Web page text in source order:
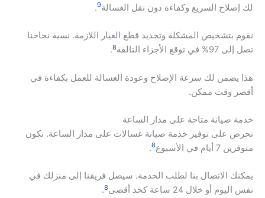
لك إصلاح السريع وكفاءة دون نقل الغسالة9
.
نقوم بتشخيص المشكلة وتحديد قطع الغيار اللازمة. نسبة نجاحنا
تصل إلى 97% في توقع الأجزاء التالفة
8
.
هذا يضمن لك سرعة الإصلاح وعودة الغسالة للعمل بكفاءة في
أقصر وقت ممكن.
خدمة صيانة متاحة على مدار الساعة
نحرص على توفير خدمة صيانة غسالات على مدار الساعة. نكون
متوفرين 7 أيام في الأسبوع
8
.
يمكنك الاتصال بنا لطلب الخدمة. سيصل فريقنا إلى منزلك في
نفس اليوم أو خلال 24 ساعة كحد أقصى
8
.